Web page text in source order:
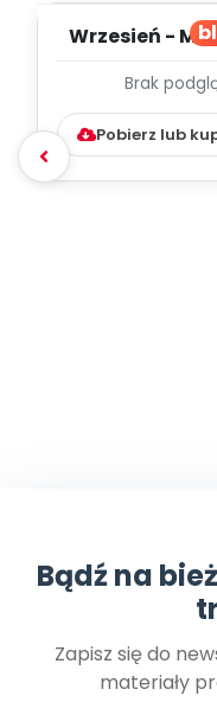
Wrzesień -
Brak
Pobierz lub
Bądź na
Zapisz się do
materiały